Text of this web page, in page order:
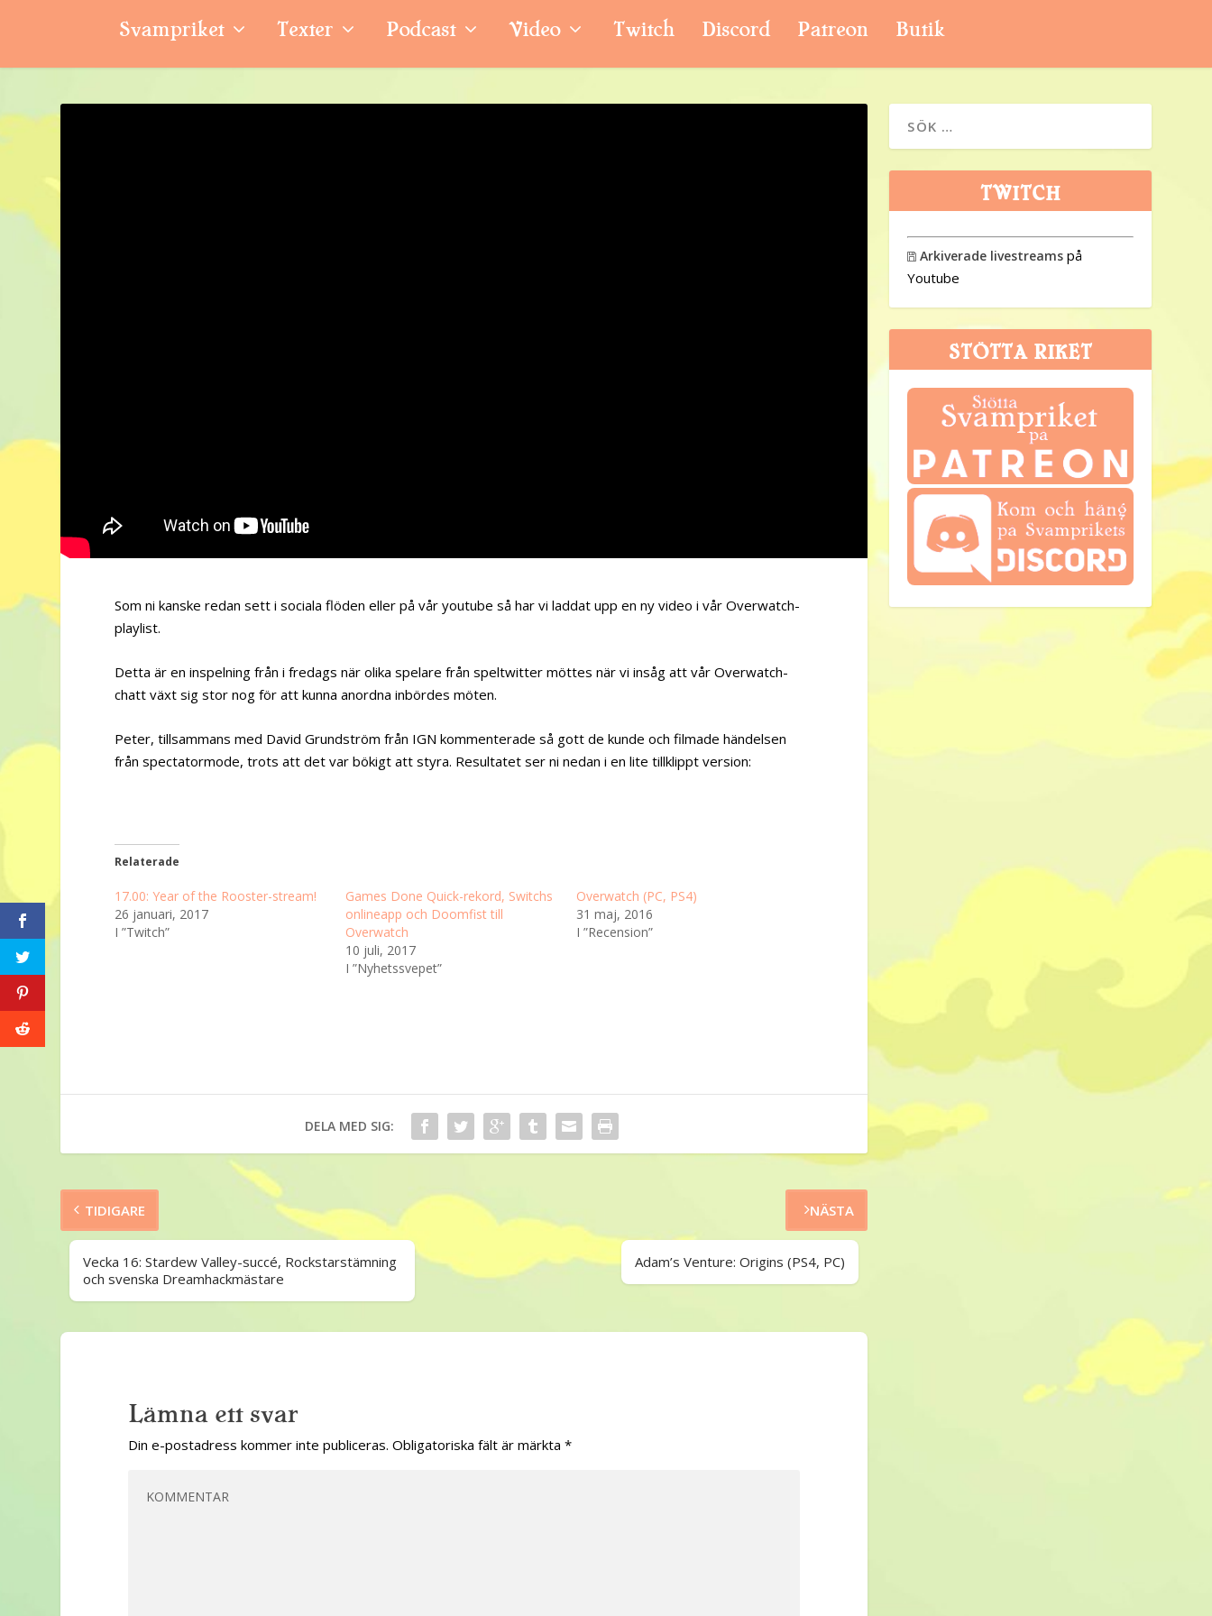
Svampriket Texter Podcast Video Twitch Discord Patreon Butik
Som ni kanske redan sett i sociala flöden eller på vår youtube så har vi laddat upp en ny video i vår Overwatch-
playlist.
Detta är en inspelning från i fredags när olika spelare från speltwitter möttes när vi insåg att vår Overwatch-
chatt växt sig stor nog för att kunna anordna inbördes möten.
Peter, tillsammans med David Grundström från IGN kommenterade så gott de kunde och filmade händelsen
från spectatormode, trots att det var bökigt att styra. Resultatet ser ni nedan i en lite tillklippt version:
Relaterade
17.00: Year of the Rooster-stream!
26 januari, 2017
I ”Twitch”
Games Done Quick-rekord, Switchs
onlineapp och Doomfist till
Overwatch
10 juli, 2017
I ”Nyhetssvepet”
Overwatch (PC, PS4)
31 maj, 2016
I ”Recension”
DELA MED SIG:
TIDIGARE
Vecka 16: Stardew Valley-succé, Rockstarstämning
och svenska Dreamhackmästare
NÄSTA
Adam’s Venture: Origins (PS4, PC)
Lämna ett svar
Din e-postadress kommer inte publiceras. Obligatoriska fält är märkta*
TWITCH
 Arkiverade livestreams på
Youtube
STÖTTA RIKET